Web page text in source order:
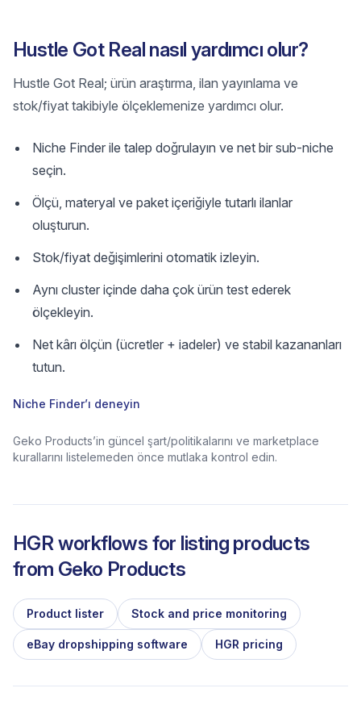
Hustle Got Real nasıl yardımcı olur?
Hustle Got Real; ürün araştırma, ilan yayınlama ve
stok/fiyat takibiyle ölçeklemenize yardımcı olur.
Niche Finder ile talep doğrulayın ve net bir sub‑niche
seçin.
Ölçü, materyal ve paket içeriğiyle tutarlı ilanlar
oluşturun.
Stok/fiyat değişimlerini otomatik izleyin.
Aynı cluster içinde daha çok ürün test ederek
ölçekleyin.
Net kârı ölçün (ücretler + iadeler) ve stabil kazananları
tutun.
Niche Finder’ı deneyin
Geko Products’in güncel şart/politikalarını ve marketplace
kurallarını listelemeden önce mutlaka kontrol edin.
HGR workflows for listing products
from Geko Products
Product lister Stock and price monitoring
eBay dropshipping software HGR pricing